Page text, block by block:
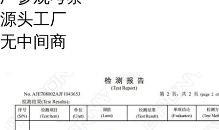
源头工厂
无中间商